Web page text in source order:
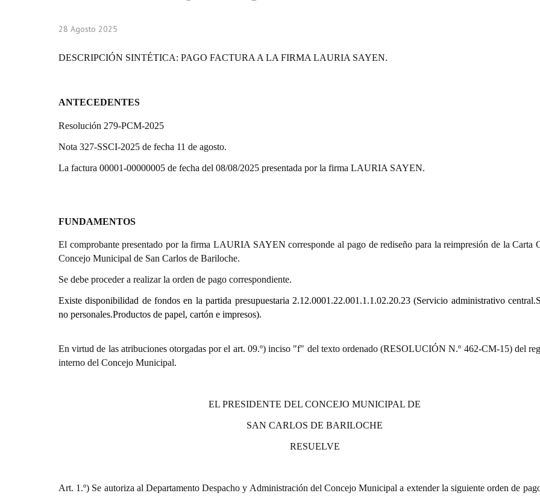
28 Agosto 2025
DESCRIPCIÓN SINTÉTICA: PAGO FACTURA A LA FIRMA LAURIA SAYEN.
ANTECEDENTES
Resolución 279-PCM-2025
Nota 327-SSCI-2025 de fecha 11 de agosto.
La factura 00001-00000005 de fecha del 08/08/2025 presentada por la firma LAURIA SAYEN.
FUNDAMENTOS
El comprobante presentado por la firma LAURIA SAYEN corresponde al pago de rediseño para la reimpresión de la Carta
Concejo Municipal de San Carlos de Bariloche.
Se debe proceder a realizar la orden de pago correspondiente.
Existe disponibilidad de fondos en la partida presupuestaria 2.12.0001.22.001.1.1.02.20.23 (Servicio administrativo
no personales.Productos de papel, cartón e impresos).
En virtud de las atribuciones otorgadas por el art. 09.º) inciso "f" del texto ordenado (RESOLUCIÓN N.º 462-CM-15) del
interno del Concejo Municipal.
EL PRESIDENTE DEL CONCEJO MUNICIPAL DE
SAN CARLOS DE BARILOCHE
RESUELVE
Art. 1.º) Se autoriza al Departamento Despacho y Administración del Concejo Municipal a extender la siguiente orden de